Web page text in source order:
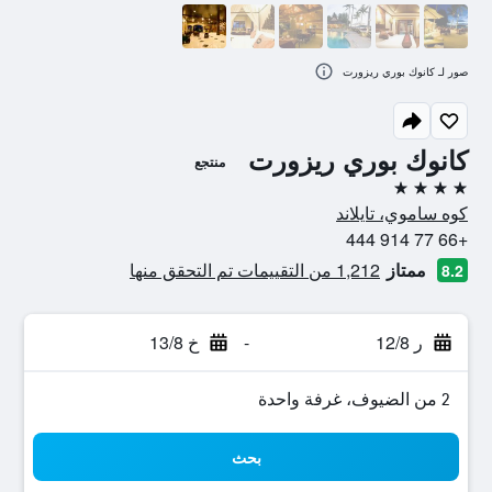
كانوك بوري ريزورت منتجع
4 نجوم
كوه ساموي، تايلاند
+66 77 914 444
8.2 ممتاز 1,212 من التقييمات تم التحقق منها
ر 12/8 - خ 13/8
2 من الضيوف، غرفة واحدة
بحث
صور لـ كانوك بوري ريزورت